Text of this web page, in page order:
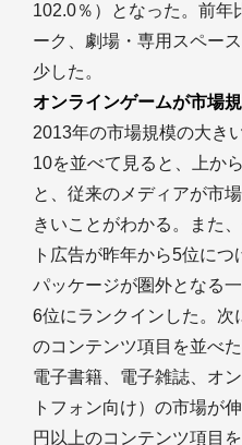
102.0％）となった。前年
ーク、劇場・専用スペー
少した。
オンラインゲームが市場
2013年の市場規模の大き
10を並べて見ると、上か
と、従来のメディアが市
きいことがわかる。また
ト広告が昨年から5位に
パッケージが圏外となる
6位にランクインした。次
のコンテンツ項目を並べ
電子書籍、電子雑誌、オ
トフォン向け）の市場が
円以上のコンテンツ項目